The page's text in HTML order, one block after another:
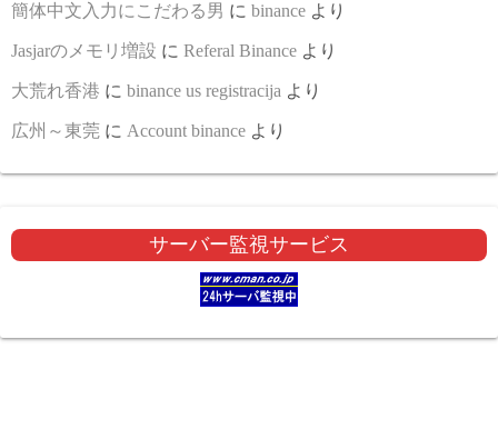
簡体中文入力にこだわる男 に binance より
Jasjarのメモリ増設 に Referal Binance より
大荒れ香港 に binance us registracija より
広州～東莞 に Account binance より
サーバー監視サービス